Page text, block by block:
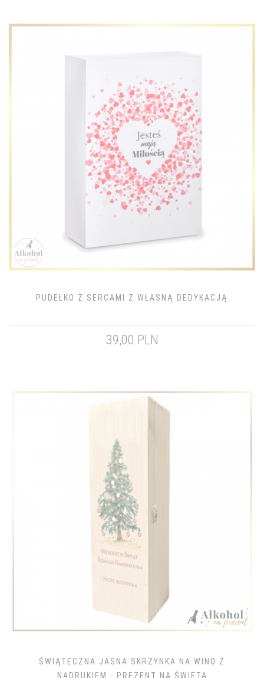
PUDEŁKO Z SERCAMI Z WŁASNĄ DEDYKACJĄ
39,00 PLN
ŚWIĄTECZNA JASNA SKRZYNKA NA WINO Z
NADRUKIEM - PREZENT NA ŚWIĘTA